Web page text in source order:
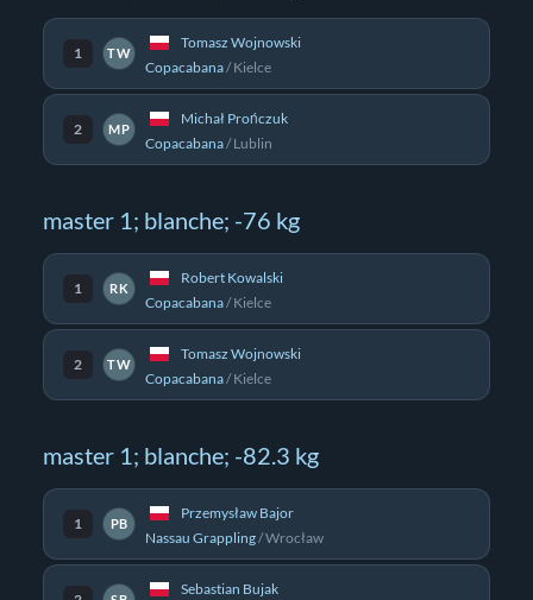
1 TW
Tomasz Wojnowski
Copacabana/Kielce
2 MP
Michał Prończuk
Copacabana/Lublin
master 1; blanche; -76 kg
1 RK
Robert Kowalski
Copacabana/Kielce
2 TW
Tomasz Wojnowski
Copacabana/Kielce
master 1; blanche; -82.3 kg
1 PB
Przemysław Bajor
Nassau Grappling/Wrocław
Sebastian Bujak